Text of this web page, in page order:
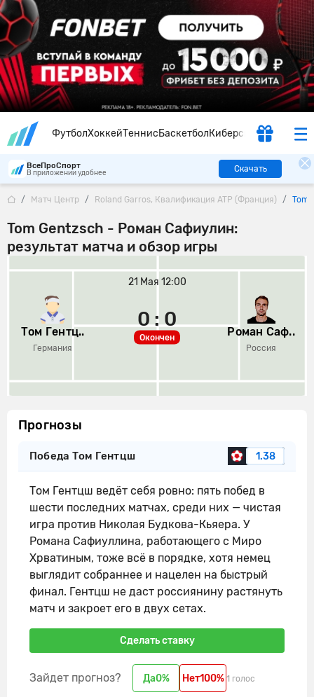
ФутболХоккейТеннисБаскетболКиберспорт
ВсеПроСпорт
В приложении удобнее Скачать
Tom Gentzsch - Роман Сафиулин:
результат матча и обзор игры
Матч Центр Roland Garros, Квалификация ATP (Франция) Tom
Том Гентц..
Германия
21 Мая 12:00
Окончен
0 : 0
Роман Саф..
Россия
Прогнозы
Победа Том Гентцш 1.38
Том Гентцш ведёт себя ровно: пять побед в
шести последних матчах, среди них — чистая
игра против Николая Будкова-Кьяера. У
Романа Сафиуллина, работающего с Миро
Хрватиным, тоже всё в порядке, хотя немец
выглядит собраннее и нацелен на быстрый
финал. Гентцш не даст россиянину растянуть
матч и закроет его в двух сетах.
Сделать ставку
Зайдет прогноз? Да0% Нет100% 1 голос